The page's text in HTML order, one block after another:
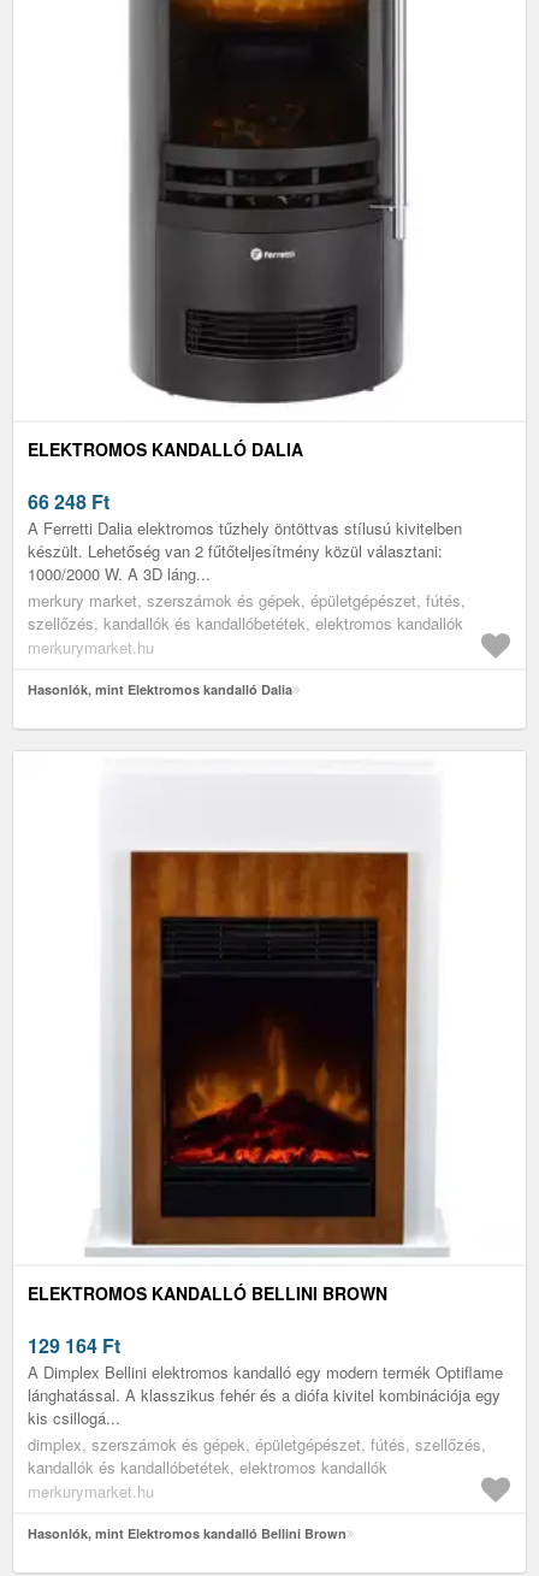
ELEKTROMOS KANDALLÓ DALIA
66 248 Ft
A Ferretti Dalia elektromos tűzhely öntöttvas stílusú kivitelben
készült. Lehetőség van 2 fűtőteljesítmény közül választani:
1000/2000 W. A 3D láng...
merkury market, szerszámok és gépek, épületgépészet, fútés,
szellőzés, kandallók és kandallóbetétek, elektromos kandallók
merkurymarket.hu
Hasonlók, mint Elektromos kandalló Dalia
ELEKTROMOS KANDALLÓ BELLINI BROWN
129 164 Ft
A Dimplex Bellini elektromos kandalló egy modern termék Optiflame
lánghatással. A klasszikus fehér és a diófa kivitel kombinációja egy
kis csillogá...
dimplex, szerszámok és gépek, épületgépészet, fútés, szellőzés,
kandallók és kandallóbetétek, elektromos kandallók
merkurymarket.hu
Hasonlók, mint Elektromos kandalló Bellini Brown